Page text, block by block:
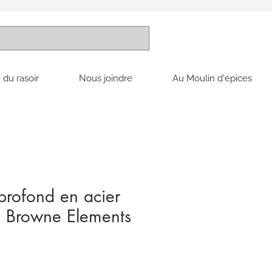
rasoir Nous joindre Au Moulin d'épices
en acier
Elements